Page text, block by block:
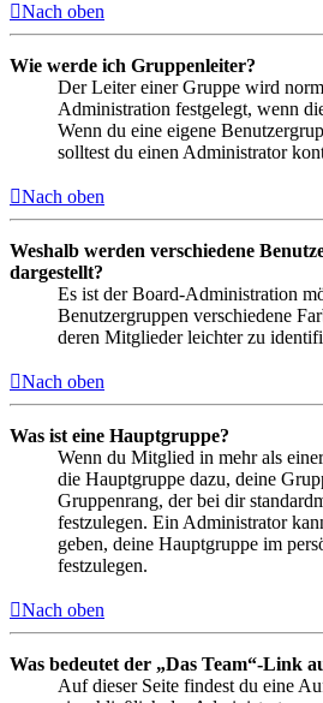
Nach oben
Wie werde ich Gruppenleiter?
Der Leiter einer Gruppe wird
Administration festgelegt, wenn
Wenn du eine eigene
solltest du einen Administrator
Nach oben
Weshalb werden verschiedene
dargestellt?
Es ist der Board-Administration
Benutzergruppen verschiedene
deren Mitglieder leichter zu
Nach oben
Was ist eine Hauptgruppe?
Wenn du Mitglied in mehr als
die Hauptgruppe dazu, deine
Gruppenrang, der bei dir
festzulegen. Ein Administrator
geben, deine Hauptgruppe im
festzulegen.
Nach oben
Was bedeutet der „Das Team“-Link
Auf dieser Seite findest du eine